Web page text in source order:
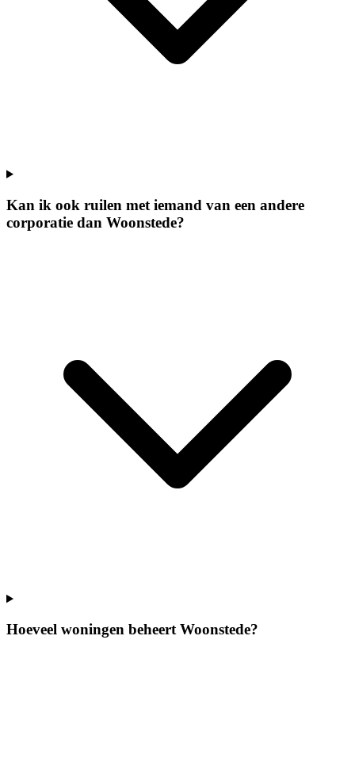
Kan ik ook ruilen met iemand van een andere
corporatie dan Woonstede?
Hoeveel woningen beheert Woonstede?